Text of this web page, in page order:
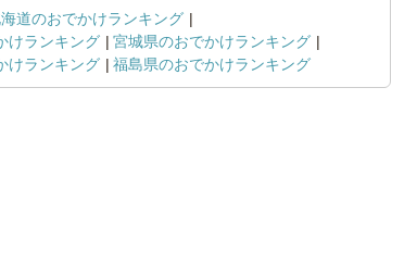
道のおでかけランキング
けランキング
宮城県のおでかけランキング
けランキング 福島県のおでかけランキング